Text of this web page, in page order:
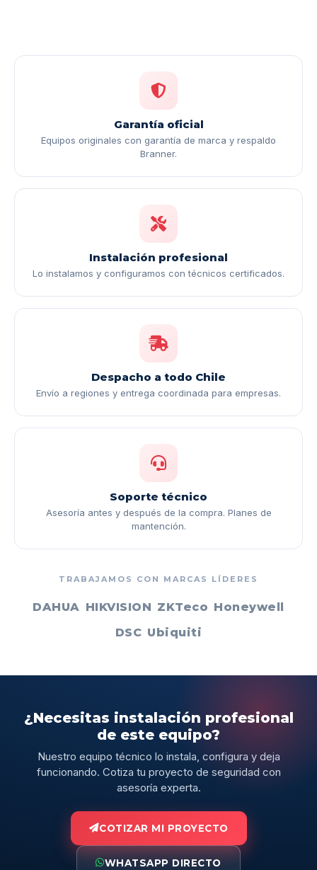
Garantía oficial
Equipos originales con garantía de marca y respaldo
Branner.
Instalación profesional
Lo instalamos y configuramos con técnicos certificados.
Despacho a todo Chile
Envío a regiones y entrega coordinada para empresas.
Soporte técnico
Asesoría antes y después de la compra. Planes de
mantención.
TRABAJAMOS CON MARCAS LÍDERES
DAHUA HIKVISION ZKTeco Honeywell
DSC Ubiquiti
¿Necesitas instalación profesional
de este equipo?
Nuestro equipo técnico lo instala, configura y deja
funcionando. Cotiza tu proyecto de seguridad con
asesoría experta.
COTIZAR MI PROYECTO
WHATSAPP DIRECTO